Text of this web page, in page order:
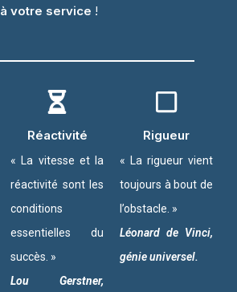
à votre service !
Réactivité
« La vitesse et la
réactivité sont les
conditions
essentielles du
succès. »
Lou Gerstner,
Rigueur
« La rigueur vient
toujours à bout de
l’obstacle. »
Léonard de Vinci,
génie universel.